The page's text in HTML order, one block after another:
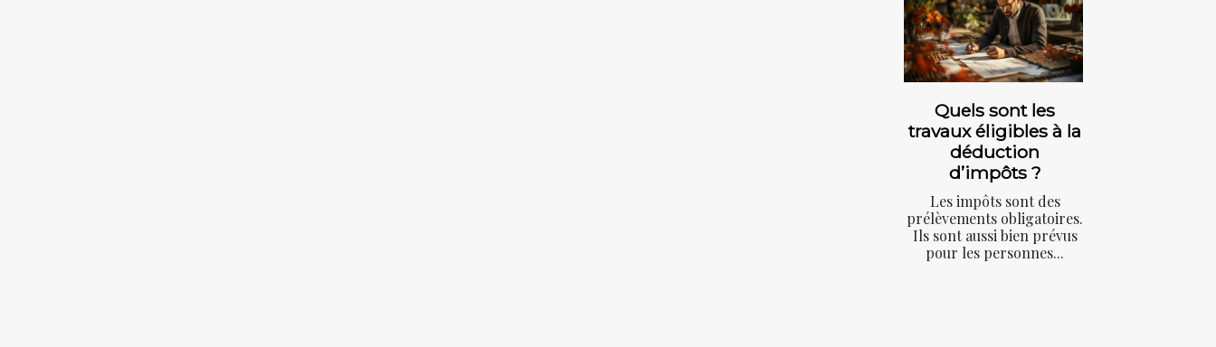
Quels sont les
travaux éligibles à la
déduction
d’impôts ?
Les impôts sont des
prélèvements obligatoires.
Ils sont aussi bien prévus
pour les personnes...